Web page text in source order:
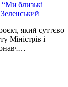
“Ми близькі
який суттєво
Міністрів і